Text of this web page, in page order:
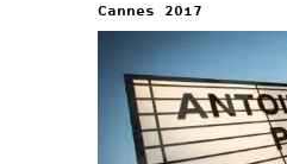
Cannes 2017